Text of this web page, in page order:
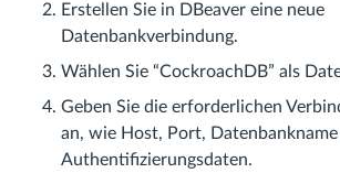
Erstellen Sie in DBeaver eine neue
Datenbankverbindung.
Wählen Sie “CockroachDB” als
Geben Sie die erforderlichen
an, wie Host, Port, Datenbankname
Authentifizierungsdaten.